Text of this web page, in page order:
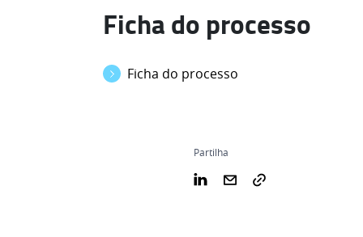
Ficha do processo
Ficha do processo
Partilha